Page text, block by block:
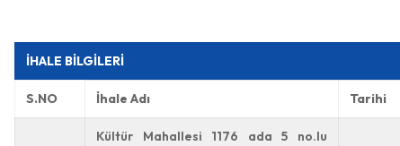
İHALE BİLGİLERİ
S.NO İhale Adı Tarihi
Kültür Mahallesi 1176 ada 5 no.lu